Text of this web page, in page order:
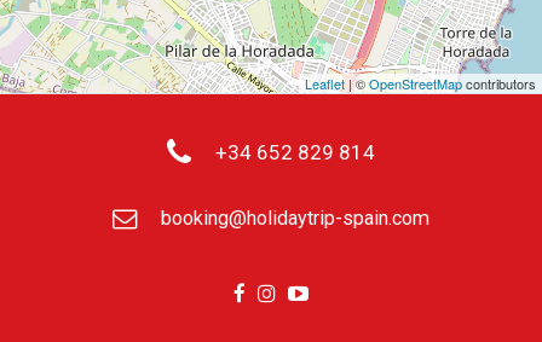
Leaflet| ©OpenStreetMapcontributors
+34 652 829 814
booking@holidaytrip-spain.com